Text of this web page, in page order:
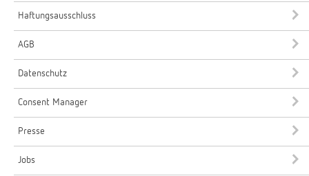
Haftungsausschluss
AGB
Datenschutz
Consent Manager
Presse
Jobs